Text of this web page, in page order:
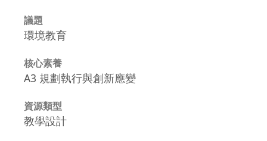
議題
環境教育
核心素養
A3 規劃執行與創新應變
資源類型
教學設計